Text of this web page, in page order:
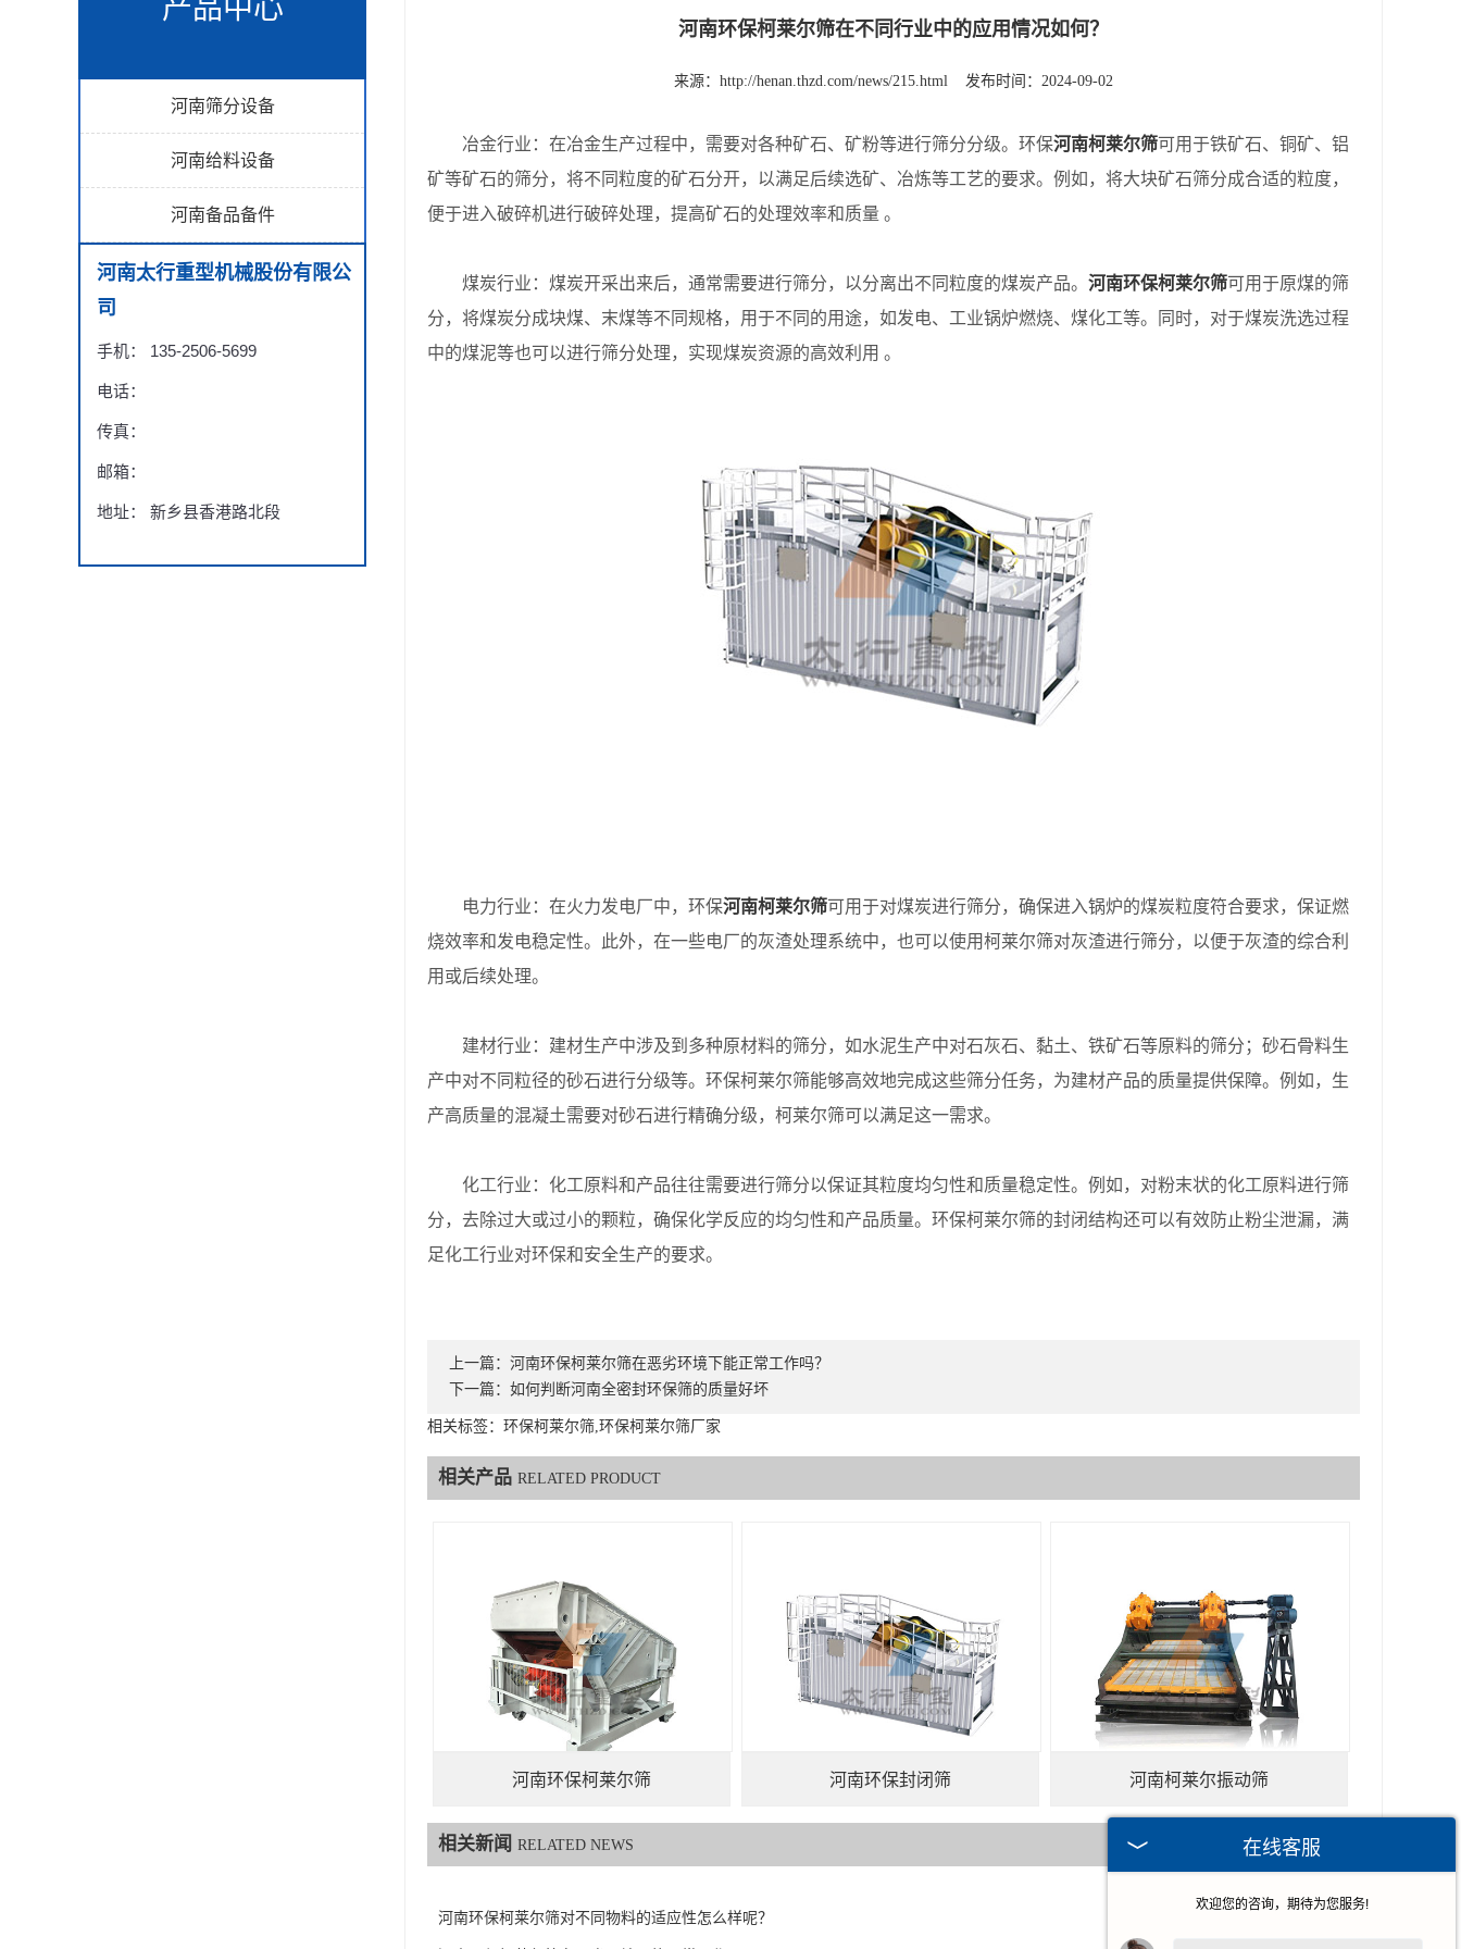
产品中心
河南筛分设备
河南给料设备
河南备品备件
河南太行重型机械股份有限公
司
手机： 135-2506-5699
电话：
传真：
邮箱：
地址： 新乡县香港路北段
河南环保柯莱尔筛在不同行业中的应用情况如何？
来源： http://henan.thzd.com/news/215.html 发布时间：2024-09-02
冶金行业：在冶金生产过程中，需要对各种矿石、矿粉等进行筛分分级。环保河南柯莱尔筛可用于铁矿石、铜矿、铝
矿等矿石的筛分，将不同粒度的矿石分开，以满足后续选矿、冶炼等工艺的要求。例如，将大块矿石筛分成合适的粒度，
便于进入破碎机进行破碎处理，提高矿石的处理效率和质量 。
煤炭行业：煤炭开采出来后，通常需要进行筛分，以分离出不同粒度的煤炭产品。 河南环保柯莱尔筛可用于原煤的筛
分，将煤炭分成块煤、末煤等不同规格，用于不同的用途，如发电、工业锅炉燃烧、煤化工等。同时，对于煤炭洗选过程
中的煤泥等也可以进行筛分处理，实现煤炭资源的高效利用 。
电力行业：在火力发电厂中，环保河南柯莱尔筛可用于对煤炭进行筛分，确保进入锅炉的煤炭粒度符合要求，保证燃
烧效率和发电稳定性。此外，在一些电厂的灰渣处理系统中，也可以使用柯莱尔筛对灰渣进行筛分，以便于灰渣的综合利
用或后续处理。
建材行业：建材生产中涉及到多种原材料的筛分，如水泥生产中对石灰石、黏土、铁矿石等原料的筛分；砂石骨料生
产中对不同粒径的砂石进行分级等。环保柯莱尔筛能够高效地完成这些筛分任务，为建材产品的质量提供保障。例如，生
产高质量的混凝土需要对砂石进行精确分级，柯莱尔筛可以满足这一需求。
化工行业：化工原料和产品往往需要进行筛分以保证其粒度均匀性和质量稳定性。例如，对粉末状的化工原料进行筛
分，去除过大或过小的颗粒，确保化学反应的均匀性和产品质量。环保柯莱尔筛的封闭结构还可以有效防止粉尘泄漏，满
足化工行业对环保和安全生产的要求。
上一篇： 河南环保柯莱尔筛在恶劣环境下能正常工作吗？
下一篇： 如何判断河南全密封环保筛的质量好坏
相关标签：环保柯莱尔筛,环保柯莱尔筛厂家
相关产品 RELATED PRODUCT
河南环保柯莱尔筛 河南环保封闭筛 河南柯莱尔振动筛
相关新闻 RELATED NEWS
河南环保柯莱尔筛对不同物料的适应性怎么样呢？
在线客服
欢迎您的咨询，期待为您服务!